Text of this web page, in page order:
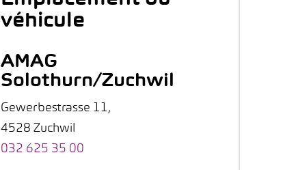
véhicule
AMAG
Solothurn/Zuchwil
Gewerbestrasse 11,
4528 Zuchwil
032 625 35 00